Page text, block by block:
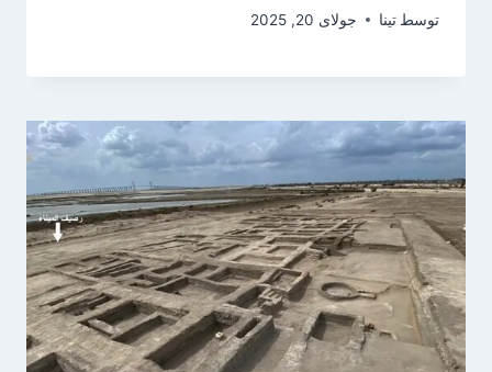
توسط تینا جولای 20, 2025